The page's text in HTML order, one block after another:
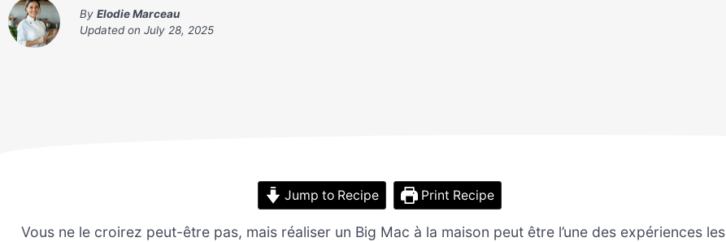
By Elodie Marceau
Updated on July 28, 2025
Jump to Recipe Print Recipe
Vous ne le croirez peut-être pas, mais réaliser un Big Mac à la maison peut être l’une des expériences les